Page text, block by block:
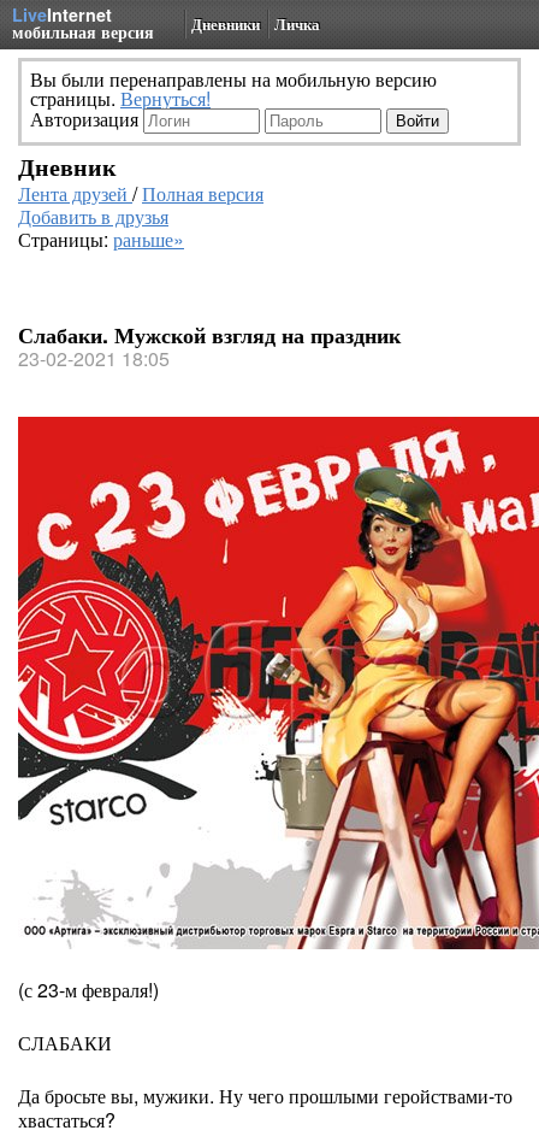
LiveInternet
мобильная версия Дневники Личка
Вы были перенаправлены на мобильную версию
страницы. Вернуться!
Авторизация
Дневник
Лента друзей /Полная версия
Добавить в друзья
Страницы: раньше»
Слабаки. Мужской взгляд на праздник
23-02-2021 18:05
(с 23-м февраля!)
СЛАБАКИ
Да бросьте вы, мужики. Ну чего прошлыми геройствами-то
хвастаться?